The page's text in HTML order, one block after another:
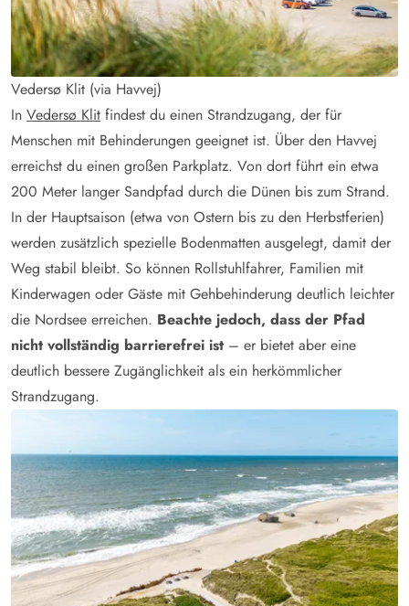
Vedersø Klit (via Havvej)
In Vedersø Klit findest du einen Strandzugang, der für
Menschen mit Behinderungen geeignet ist. Über den Havvej
erreichst du einen großen Parkplatz. Von dort führt ein etwa
200 Meter langer Sandpfad durch die Dünen bis zum Strand.
In der Hauptsaison (etwa von Ostern bis zu den Herbstferien)
werden zusätzlich spezielle Bodenmatten ausgelegt, damit der
Weg stabil bleibt. So können Rollstuhlfahrer, Familien mit
Kinderwagen oder Gäste mit Gehbehinderung deutlich leichter
die Nordsee erreichen. Beachte jedoch, dass der Pfad
nicht vollständig barrierefrei ist – er bietet aber eine
deutlich bessere Zugänglichkeit als ein herkömmlicher
Strandzugang.